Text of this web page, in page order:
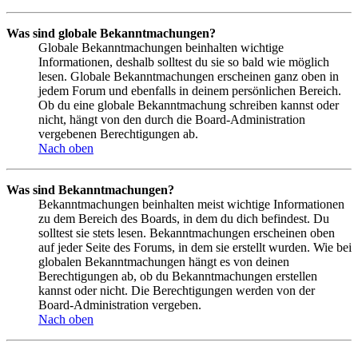
Was sind globale Bekanntmachungen?
Globale Bekanntmachungen beinhalten wichtige
Informationen, deshalb solltest du sie so bald wie möglich
lesen. Globale Bekanntmachungen erscheinen ganz oben in
jedem Forum und ebenfalls in deinem persönlichen Bereich.
Ob du eine globale Bekanntmachung schreiben kannst oder
nicht, hängt von den durch die Board-Administration
vergebenen Berechtigungen ab.
Nach oben
Was sind Bekanntmachungen?
Bekanntmachungen beinhalten meist wichtige Informationen
zu dem Bereich des Boards, in dem du dich befindest. Du
solltest sie stets lesen. Bekanntmachungen erscheinen oben
auf jeder Seite des Forums, in dem sie erstellt wurden. Wie bei
globalen Bekanntmachungen hängt es von deinen
Berechtigungen ab, ob du Bekanntmachungen erstellen
kannst oder nicht. Die Berechtigungen werden von der
Board-Administration vergeben.
Nach oben